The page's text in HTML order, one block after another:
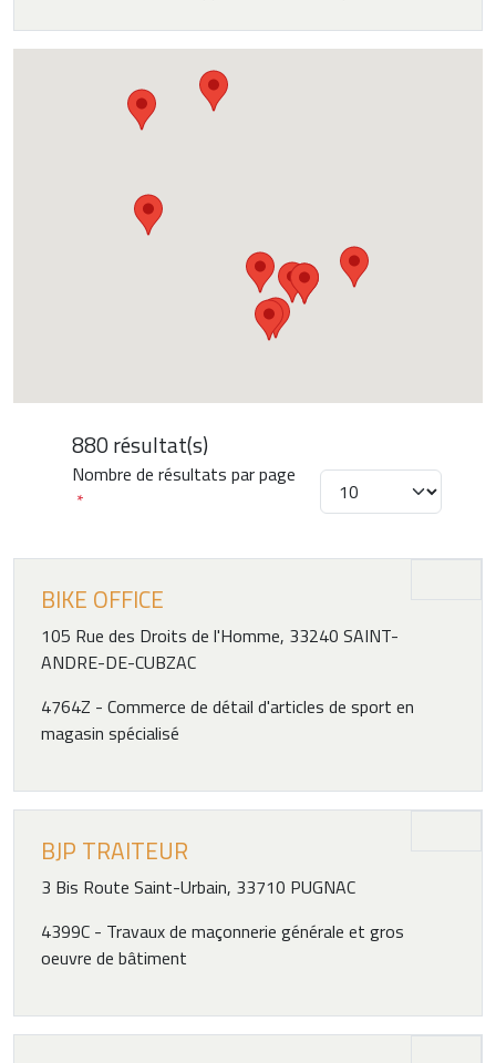
880 résultat(s)
Nombre de résultats par page
*
BIKE OFFICE
105 Rue des Droits de l'Homme, 33240 SAINT-
ANDRE-DE-CUBZAC
4764Z - Commerce de détail d'articles de sport en
magasin spécialisé
BJP TRAITEUR
3 Bis Route Saint-Urbain, 33710 PUGNAC
4399C - Travaux de maçonnerie générale et gros
oeuvre de bâtiment